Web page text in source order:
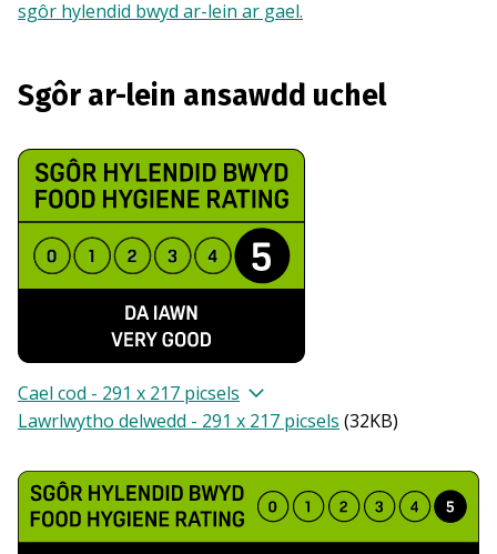
sgôr hylendid bwyd ar-lein ar gael.
Sgôr ar-lein ansawdd uchel
Cael cod - 291 x 217 picsels
Lawrlwytho delwedd - 291 x 217 picsels (32KB)